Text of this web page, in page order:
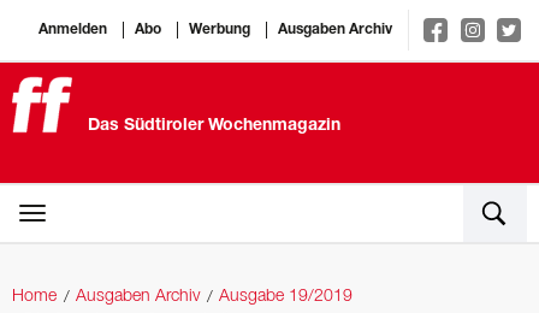
Anmelden Abo Werbung Ausgaben Archiv
Das Südtiroler Wochenmagazin
Home Ausgaben Archiv
Ausgabe 19/2019